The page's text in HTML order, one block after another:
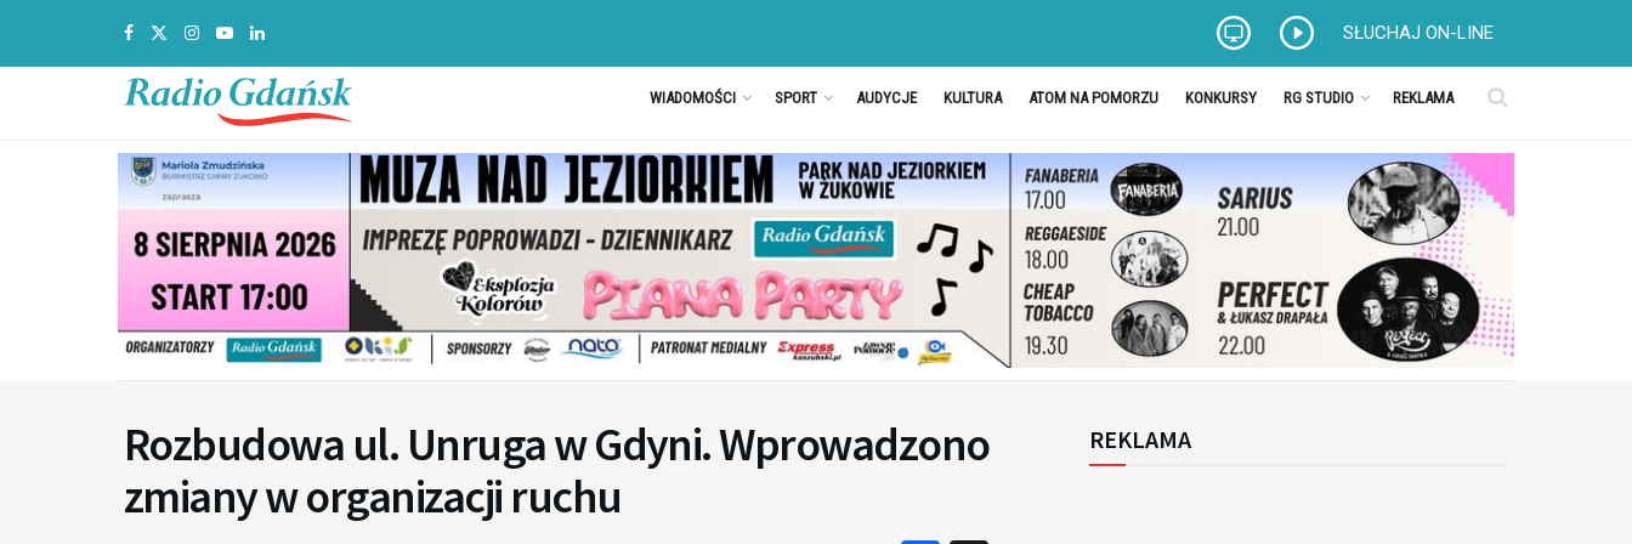
SŁUCHAJ ON-LINE
WIADOMOŚCI SPORT AUDYCJE KULTURA ATOM NA POMORZU KONKURSY RG STUDIO REKLAMA
Rozbudowa ul. Unruga w Gdyni. Wprowadzono
zmiany w organizacji ruchu
REKLAMA